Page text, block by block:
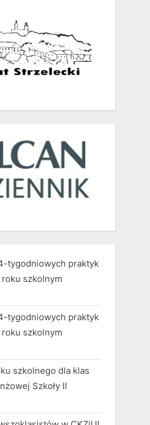
tygodniowych praktyk
szkolnym
tygodniowych praktyk
szkolnym
szkolnego dla klas
Szkoły II